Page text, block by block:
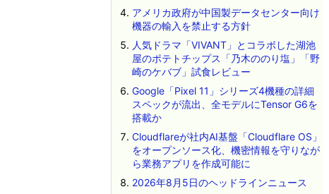
アメリカ政府が中国製データセンター向け
機器の輸入を禁止する方針
人気ドラマ「VIVANT」とコラボした湖池
屋のポテトチップス「乃木ののり塩」「野
崎のケバブ」試食レビュー
Google「Pixel 11」シリーズ4機種の詳細
スペックが流出、全モデルにTensor G6を
搭載か
Cloudflareが社内AI基盤「Cloudflare OS」
をオープンソース化、機密情報を守りなが
ら業務アプリを作成可能に
2026年8月5日のヘッドラインニュース